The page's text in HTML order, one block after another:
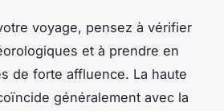
voyage, pensez à vérifier
et à prendre en
de forte affluence. La haute
généralement avec la